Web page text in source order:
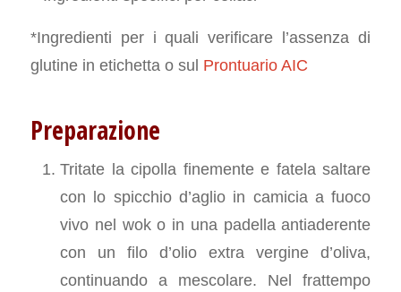
*Ingredienti per i quali verificare l’assenza di
glutine in etichetta o sul Prontuario AIC
Preparazione
Tritate la cipolla finemente e fatela saltare
con lo spicchio d’aglio in camicia a fuoco
vivo nel wok o in una padella antiaderente
con un filo d’olio extra vergine d’oliva,
continuando a mescolare. Nel frattempo